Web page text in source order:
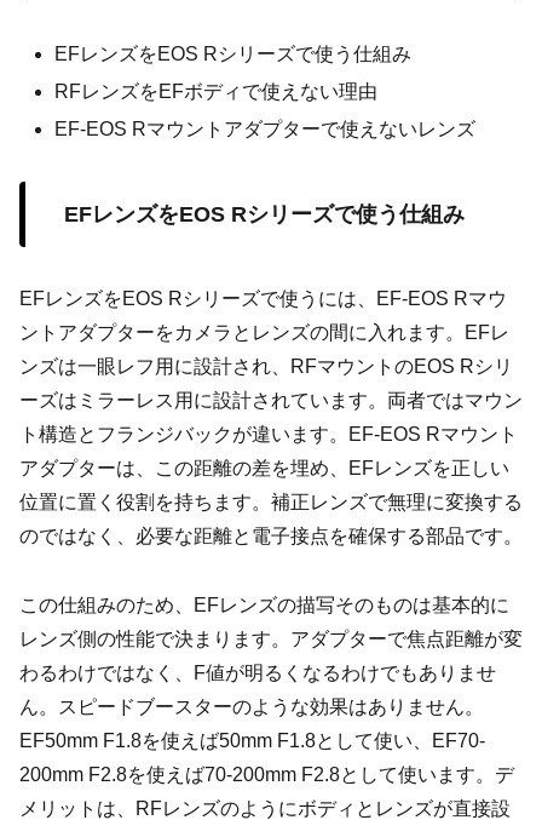
EFレンズをEOS Rシリーズで使う仕組み
RFレンズをEFボディで使えない理由
EF-EOS Rマウントアダプターで使えないレンズ
EFレンズをEOS Rシリーズで使う仕組み
EFレンズをEOS Rシリーズで使うには、EF-EOS Rマウ
ントアダプターをカメラとレンズの間に入れます。EFレ
ンズは一眼レフ用に設計され、RFマウントのEOS Rシリ
ーズはミラーレス用に設計されています。両者ではマウン
ト構造とフランジバックが違います。EF-EOS Rマウント
アダプターは、この距離の差を埋め、EFレンズを正しい
位置に置く役割を持ちます。補正レンズで無理に変換する
のではなく、必要な距離と電子接点を確保する部品です。
この仕組みのため、EFレンズの描写そのものは基本的に
レンズ側の性能で決まります。アダプターで焦点距離が変
わるわけではなく、F値が明るくなるわけでもありませ
ん。スピードブースターのような効果はありません。
EF50mm F1.8を使えば50mm F1.8として使い、EF70-
200mm F2.8を使えば70-200mm F2.8として使います。デ
メリットは、RFレンズのようにボディとレンズが直接設